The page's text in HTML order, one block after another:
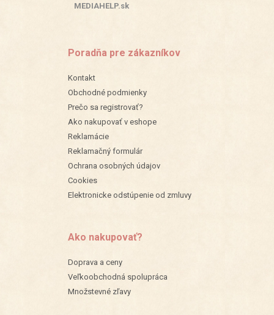
MEDIAHELP.sk
Poradňa pre zákazníkov
Kontakt
Obchodné podmienky
Prečo sa registrovať?
Ako nakupovať v eshope
Reklamácie
Reklamačný formulár
Ochrana osobných údajov
Cookies
Elektronicke odstúpenie od zmluvy
Ako nakupovať?
Doprava a ceny
Veľkoobchodná spolupráca
Množstevné zľavy